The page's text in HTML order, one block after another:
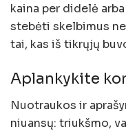
kaina per didelė
stebėti skelbimus
tai, kas iš tikrųjų
Aplankykite
Nuotraukos ir
niuansų: triukšmo,